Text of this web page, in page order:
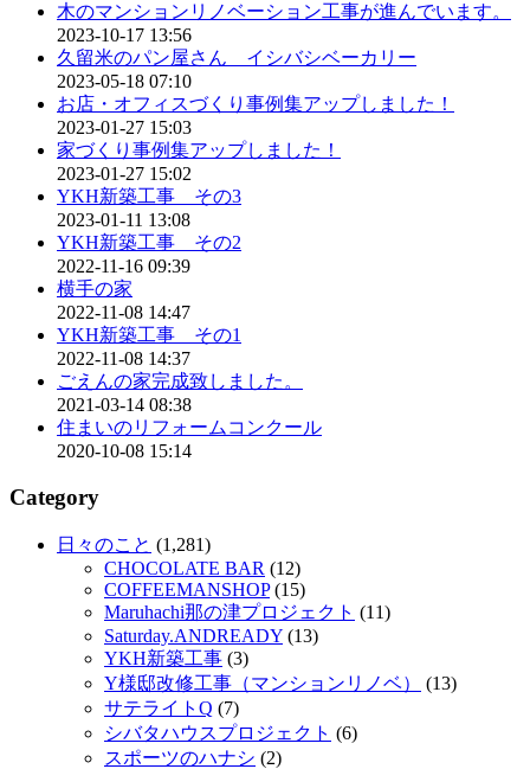
木のマンションリノベーション工事が進んでいます。
2023-10-17 13:56
久留米のパン屋さん イシバシベーカリー
2023-05-18 07:10
お店・オフィスづくり事例集アップしました！
2023-01-27 15:03
家づくり事例集アップしました！
2023-01-27 15:02
YKH新築工事 その3
2023-01-11 13:08
YKH新築工事 その2
2022-11-16 09:39
横手の家
2022-11-08 14:47
YKH新築工事 その1
2022-11-08 14:37
ごえんの家完成致しました。
2021-03-14 08:38
住まいのリフォームコンクール
2020-10-08 15:14
Category
日々のこと (1,281)
CHOCOLATE BAR (12)
COFFEEMANSHOP(15)
Maruhachi那の津プロジェクト (11)
Saturday.ANDREADY (13)
YKH新築工事 (3)
Y様邸改修工事（マンションリノベ）
(13)
サテライトQ (7)
シバタハウスプロジェクト (6)
スポーツのハナシ (2)